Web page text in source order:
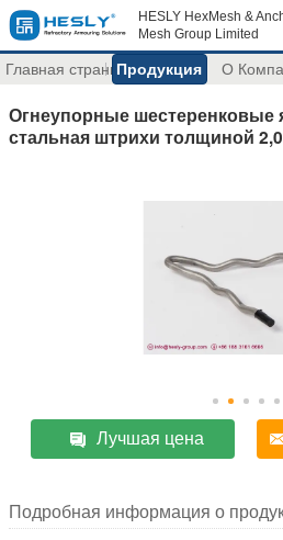
HESLY HexMesh &
Mesh Group Limited
Главная страницаПродукция О
Огнеупорные шестеренковые
стальная штрихи толщиной
Лучшая цена
Подробная информация о